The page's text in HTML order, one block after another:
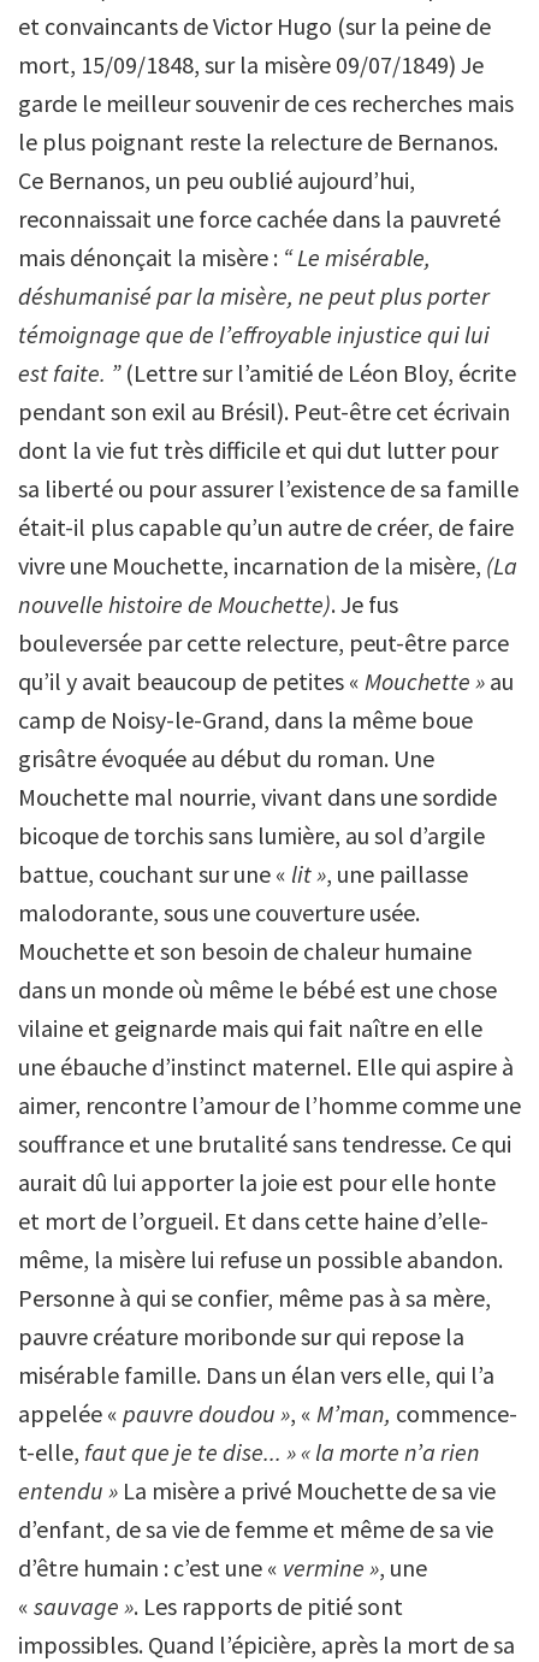
et convaincants de Victor Hugo (sur la peine de
mort, 15/09/1848, sur la misère 09/07/1849) Je
garde le meilleur souvenir de ces recherches mais
le plus poignant reste la relecture de Bernanos.
Ce Bernanos, un peu oublié aujourd’hui,
reconnaissait une force cachée dans la pauvreté
mais dénonçait la misère : “ Le misérable,
déshumanisé par la misère, ne peut plus porter
témoignage que de l’effroyable injustice qui lui
est faite. ”(Lettre sur l’amitié de Léon Bloy, écrite
pendant son exil au Brésil). Peut-être cet écrivain
dont la vie fut très difficile et qui dut lutter pour
sa liberté ou pour assurer l’existence de sa famille
était-il plus capable qu’un autre de créer, de faire
vivre une Mouchette, incarnation de la misère, (La
nouvelle histoire de Mouchette). Je fus
bouleversée par cette relecture, peut-être parce
qu’il y avait beaucoup de petites « Mouchette » au
camp de Noisy-le-Grand, dans la même boue
grisâtre évoquée au début du roman. Une
Mouchette mal nourrie, vivant dans une sordide
bicoque de torchis sans lumière, au sol d’argile
battue, couchant sur une « lit », une paillasse
malodorante, sous une couverture usée.
Mouchette et son besoin de chaleur humaine
dans un monde où même le bébé est une chose
vilaine et geignarde mais qui fait naître en elle
une ébauche d’instinct maternel. Elle qui aspire à
aimer, rencontre l’amour de l’homme comme une
souffrance et une brutalité sans tendresse. Ce qui
aurait dû lui apporter la joie est pour elle honte
et mort de l’orgueil. Et dans cette haine d’elle-
même, la misère lui refuse un possible abandon.
Personne à qui se confier, même pas à sa mère,
pauvre créature moribonde sur qui repose la
misérable famille. Dans un élan vers elle, qui l’a
appelée « pauvre doudou », « M’man, commence-
t-elle, faut que je te dise... » « la morte n’a rien
entendu » La misère a privé Mouchette de sa vie
d’enfant, de sa vie de femme et même de sa vie
d’être humain : c’est une « vermine », une
« sauvage ». Les rapports de pitié sont
impossibles. Quand l’épicière, après la mort de sa